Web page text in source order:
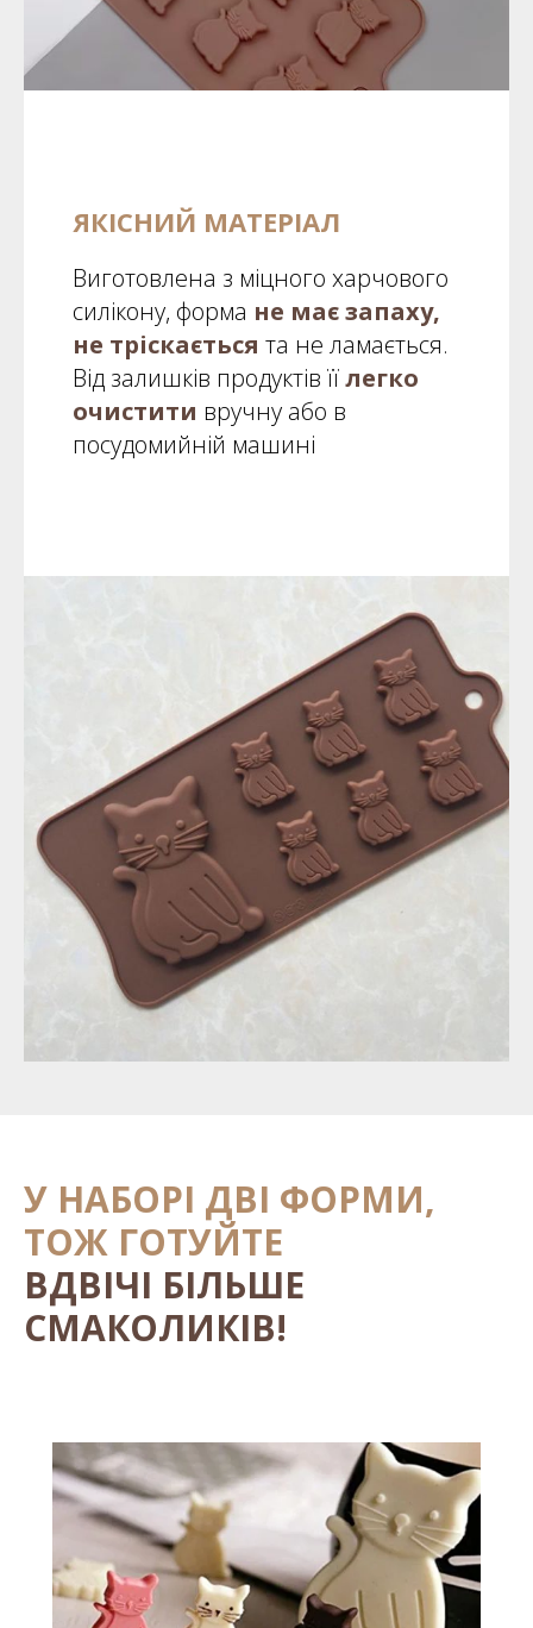
ЯКІСНИЙ МАТЕРІАЛ
Виготовлена з міцного харчового
силікону, форма не має запаху,
не тріскається та не ламається.
Від залишків продуктів їїлегко
очистити вручну або в
посудомийній машині
У НАБОРІ ДВІ ФОРМИ,
ТОЖ ГОТУЙТЕ
ВДВІЧІ БІЛЬШЕ
СМАКОЛИКІВ!